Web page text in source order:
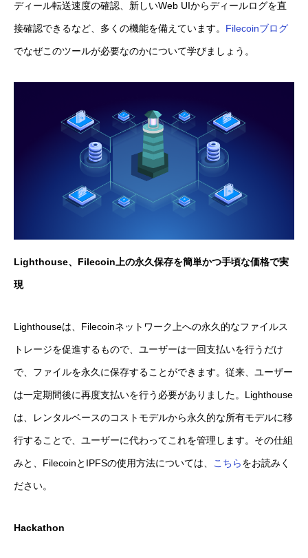
ディール転送速度の確認、新しいWeb UIからディールログを直
接確認できるなど、多くの機能を備えています。 Filecoinブログ
でなぜこのツールが必要なのかについて学びましょう。
Lighthouse、Filecoin上の永久保存を簡単かつ手頃な価格で実
現
Lighthouseは、Filecoinネットワーク上への永久的なファイルス
トレージを促進するもので、ユーザーは一回支払いを行うだけ
で、ファイルを永久に保存することができます。従来、ユーザー
は一定期間後に再度支払いを行う必要がありました。Lighthouse
は、レンタルベースのコストモデルから永久的な所有モデルに移
行することで、ユーザーに代わってこれを管理します。その仕組
みと、FilecoinとIPFSの使用方法については、 こちらをお読みく
ださい。
Hackathon